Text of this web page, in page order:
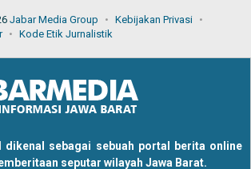
Jabar Media Group
Kebijakan Privasi
Kode Etik Jurnalistik
dikenal sebagai sebuah portal berita online
seputar wilayah Jawa Barat.